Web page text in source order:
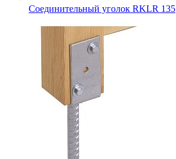
Соединительный уголок RKLR 135